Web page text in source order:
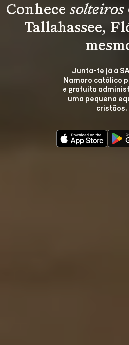
Conhece solteiros
Tallahassee,
Junta-te já à
Namoro católico
e gratuita
uma pequena
cristãos.